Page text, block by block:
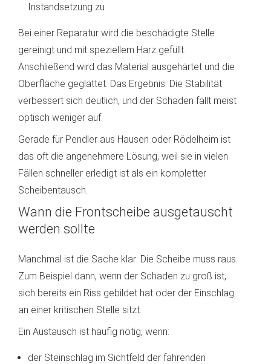
Instandsetzung zu
Bei einer Reparatur wird die beschädigte Stelle
gereinigt und mit speziellem Harz gefüllt.
Anschließend wird das Material ausgehärtet und die
Oberfläche geglättet. Das Ergebnis: Die Stabilität
verbessert sich deutlich, und der Schaden fällt meist
optisch weniger auf.
Gerade für Pendler aus Hausen oder Rödelheim ist
das oft die angenehmere Lösung, weil sie in vielen
Fällen schneller erledigt ist als ein kompletter
Scheibentausch.
Wann die Frontscheibe ausgetauscht
werden sollte
Manchmal ist die Sache klar: Die Scheibe muss raus.
Zum Beispiel dann, wenn der Schaden zu groß ist,
sich bereits ein Riss gebildet hat oder der Einschlag
an einer kritischen Stelle sitzt.
Ein Austausch ist häufig nötig, wenn:
der Steinschlag im Sichtfeld der fahrenden